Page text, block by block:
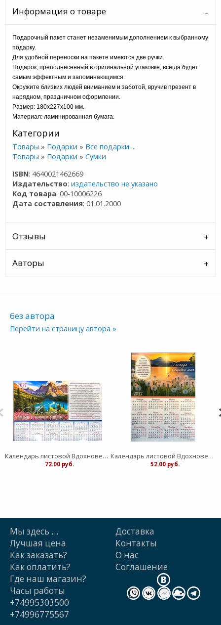
Информация о товаре
Подарочный пакет станет незаменимым дополнением к выбранному
подарку.
Для удобной переноски на пакете имеются две ручки.
Подарок, преподнесенный в оригинальной упаковке, всегда будет
самым эффектным и запоминающимся.
Окружите близких людей вниманием и заботой, вручив презент в
нарядном, праздничном оформлении.
Размер: 180x227x100 мм.
Материал: ламинированная бумага.
Категории
Товары » Подарки » Все подарки ...
Товары » Подарки »Сумки
ISBN: 4640021462669
Издательство:издательство не указано
Код товара: 00-10006226
Дата составления: 01.01.2000
Отзывы
Авторы
без автора
Перейти на страницу автора »
Календарь листовой Вдохновение "Живый в помощи Вышнего"средний
: 72.00 руб.
Календарь листовой Вдохновение "Господь - защите моя" малый
: 52.00 руб.
Мы здесь …
Лучшая цена
Как заказать?
Как оплатить?
Доставка
Контакты
О нас
Cоглашение
Где наш магазин?
Часы работы
+74995303500
+74996775567